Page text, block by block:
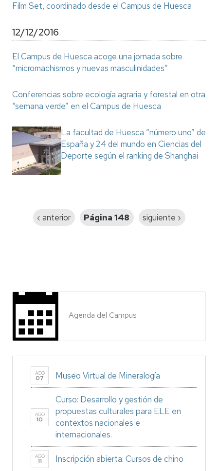
Film Set, coordinado desde el Campus de Huesca
12/12/2016
El Campus de Huesca acoge una jornada sobre
“micromachismos y nuevas masculinidades”
Conferencias sobre ecología agraria y forestal en otra
“semana verde” en el Campus de Huesca
La facultad de Huesca “número uno” de
España y 24 del mundo en Ciencias del
Deporte según el ranking de Shanghai
Página
‹ anterior Página 148
Siguiente
siguiente ›
Agenda del Campus
AGO
07 Museo Virtual de Mineralogía
AGO
10
Curso: Desarrollo y gestión de
propuestas culturales para ELE en
contextos nacionales e
internacionales.
AGO
11 Inscripción abierta: Cursos de chino